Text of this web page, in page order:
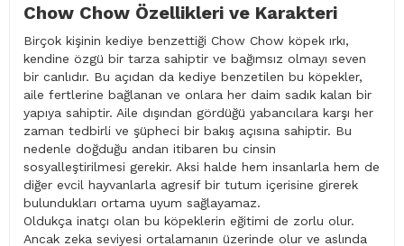
Chow Chow Özellikleri ve Karakteri
Birçok kişinin kediye benzettiği Chow Chow köpek ırkı,
kendine özgü bir tarza sahiptir ve bağımsız olmayı seven
bir canlıdır. Bu açıdan da kediye benzetilen bu köpekler,
aile fertlerine bağlanan ve onlara her daim sadık kalan bir
yapıya sahiptir. Aile dışından gördüğü yabancılara karşı her
zaman tedbirli ve şüpheci bir bakış açısına sahiptir. Bu
nedenle doğduğu andan itibaren bu cinsin
sosyalleştirilmesi gerekir. Aksi halde hem insanlarla hem de
diğer evcil hayvanlarla agresif bir tutum içerisine girerek
bulundukları ortama uyum sağlayamaz.
Oldukça inatçı olan bu köpeklerin eğitimi de zorlu olur.
Ancak zeka seviyesi ortalamanın üzerinde olur ve aslında